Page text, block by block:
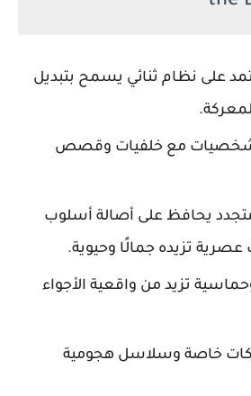
على نظام ثنائي يسمح بتبديل
مع خلفيات وقصص
يحافظ على أصالة أسلوب
عصرية تزيده جمالًا وحيوية.
تزيد من واقعية الأجواء
خاصة وسلاسل هجومية